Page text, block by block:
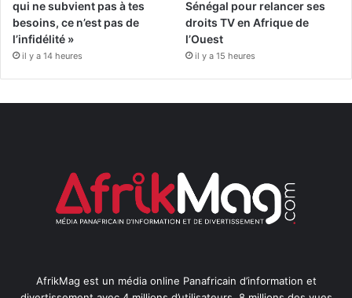
qui ne subvient pas à tes
besoins, ce n’est pas de
l’infidélité »
il y a 14 heures
Sénégal pour relancer ses
droits TV en Afrique de
l’Ouest
il y a 15 heures
AfrikMag est un média online Panafricain d’information et